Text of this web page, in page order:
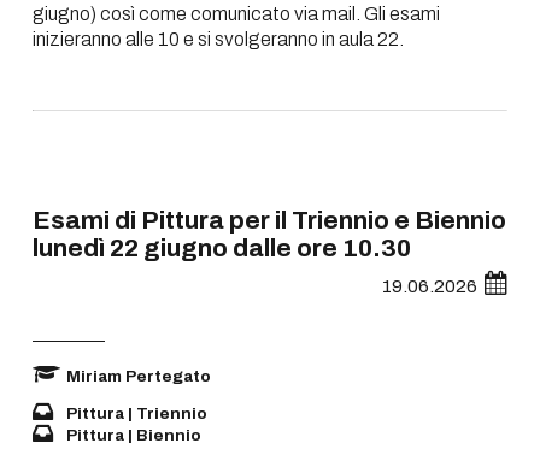
giugno) così come comunicato via mail. Gli esami
inizieranno alle 10 e si svolgeranno in aula 22.
Esami di Pittura per il Triennio e Biennio
lunedì 22 giugno dalle ore 10.30
19.06.2026
Miriam Pertegato
Pittura | Triennio
Pittura | Biennio